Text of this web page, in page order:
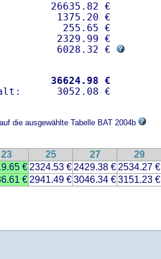
26635.82 €
1375.20 €
255.65 €
2329.99 €
6028.32 €
36624.98 €
die ausgewählte Tabelle BAT 2004b
23 25 27 29
€ 2324.53 € 2429.38 € 2534.27 €
€ 2941.49 €3046.34 €3151.23 €